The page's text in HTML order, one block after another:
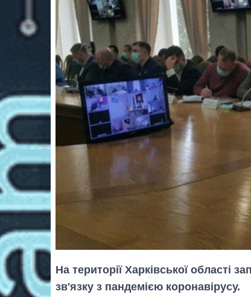
На території Харківської області
зв'язку з пандемією коронавірусу.